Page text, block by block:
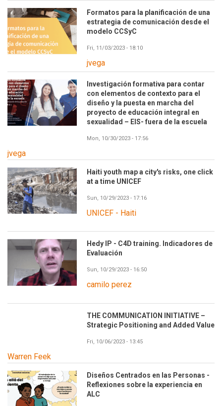
Formatos para la planificación de una
estrategia de comunicación desde el
modelo CCSyC
Fri, 11/03/2023 - 18:10
jvega
Investigación formativa para contar
con elementos de contexto para el
diseño y la puesta en marcha del
proyecto de educación integral en
sexualidad – EIS- fuera de la escuela
Mon, 10/30/2023 - 17:56
jvega
Haiti youth map a city's risks, one click
at a time UNICEF
Sun, 10/29/2023 - 17:16
UNICEF - Haiti
Hedy IP - C4D training. Indicadores de
Evaluación
Sun, 10/29/2023 - 16:50
camilo perez
THE COMMUNICATION INITIATIVE –
Strategic Positioning and Added Value
Fri, 10/06/2023 - 13:45
Warren Feek
Diseños Centrados en las Personas -
Reflexiones sobre la experiencia en
ALC